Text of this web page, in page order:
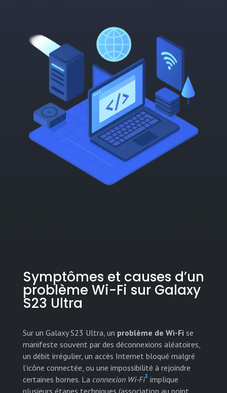
Symptômes et causes d’un
problème Wi-Fi sur Galaxy
S23 Ultra
Sur un Galaxy S23 Ultra, un problème de Wi-Fi se
manifeste souvent par des déconnexions aléatoires,
un débit irrégulier, un accès Internet bloqué malgré
l’icône connectée, ou une impossibilité à rejoindre
certaines bornes. La connexion Wi-Fi1 implique